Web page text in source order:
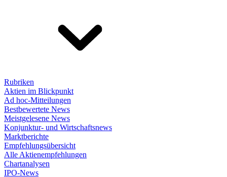
Rubriken
Aktien im Blickpunkt
Ad hoc-Mitteilungen
Bestbewertete News
Meistgelesene News
Konjunktur- und Wirtschaftsnews
Marktberichte
Empfehlungsübersicht
Alle Aktienempfehlungen
Chartanalysen
IPO-News